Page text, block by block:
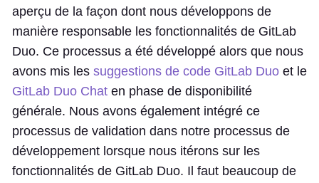
aperçu de la façon dont nous développons de
manière responsable les fonctionnalités de GitLab
Duo. Ce processus a été développé alors que nous
avons mis les suggestions de code GitLab Duo et le
GitLab Duo Chat en phase de disponibilité
générale. Nous avons également intégré ce
processus de validation dans notre processus de
développement lorsque nous itérons sur les
fonctionnalités de GitLab Duo. Il faut beaucoup de